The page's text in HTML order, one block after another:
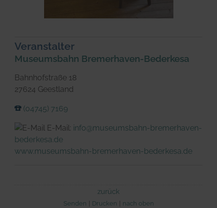
Veranstalter
Museumsbahn Bremerhaven-Bederkesa
Bahnhofstraße 18
27624 Geestland
(04745) 7169
E-Mail: info@museumsbahn-bremerhaven-
bederkesa.de
www.museumsbahn-bremerhaven-bederkesa.de
zurück
Senden Drucken nach oben